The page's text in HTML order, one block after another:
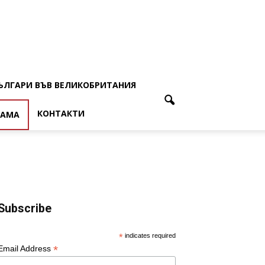
ВЪВ ВЕЛИКОБРИТАНИЯ
КОНТАКТИ
* indicates required
Address *